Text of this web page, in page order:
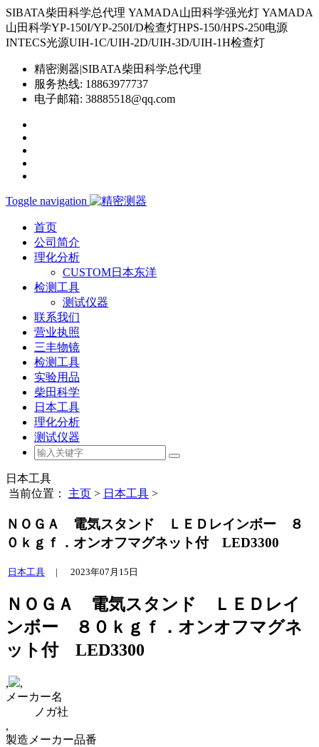
SIBATA柴田科学总代理 YAMADA山田科学强光灯 YAMADA
山田科学YP-150I/YP-250I/D检查灯HPS-150/HPS-250电源
INTECS光源UIH-1C/UIH-2D/UIH-3D/UIH-1H检查灯
精密测器|SIBATA柴田科学总代理
服务热线: 18863977737
电子邮箱: 38885518@qq.com
Toggle navigation
首页
公司简介
理化分析
CUSTOM日本东洋
检测工具
测试仪器
联系我们
营业执照
三丰物镜
检测工具
实验用品
柴田科学
日本工具
理化分析
测试仪器
日本工具
当前位置： 主页 > 日本工具 >
ＮＯＧＡ 電気スタンド ＬＥＤレインボー ８
０ｋｇｆ．オンオフマグネット付 LED3300
日本工具 | 2023年07月15日
ＮＯＧＡ 電気スタンド ＬＥＤレイ
ンボー ８０ｋｇｆ．オンオフマグネ
ット付 LED3300
,
,
メーカー名
ノガ社
,
製造メーカー品番